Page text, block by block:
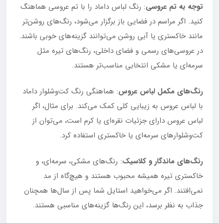
توجه به تم عروسی: رنگ لباس داماد را با تم عروسی هماهنگ
کنید. اگر مراسم در فضایی باز برگزار می‌شود، رنگ‌های روشن‌تر
مانند خاکستری یا آبی روشن می‌توانند گزینه‌های خوبی باشند.
در عروسی‌های رسمی و فضای داخلی، رنگ‌های تیره مثل
سرمه‌ای یا مشکی انتخابی مناسب‌تر هستند.
رنگ‌های مکمل لباس عروس: هماهنگی رنگ کت‌وشلوار داماد
با لباس عروس به زیبایی کلی کمک می‌کند. برای مثال، اگر
لباس عروس دارای جزئیات نقره‌ای یا کرم است، می‌توان از
کت‌وشلوارهای سرمه‌ای یا خاکستری استفاده کرد.
رنگ‌های ماندگار و کلاسیک: رنگ‌های مشکی، سرمه‌ای، و
خاکستری تیره همیشه محبوب هستند و هیچ‌گاه از مد
نمی‌افتند. اگر می‌خواهید استایل شما پس از سال‌ها همچنان
جذاب به نظر برسد، این رنگ‌ها گزینه‌های مناسبی هستند.